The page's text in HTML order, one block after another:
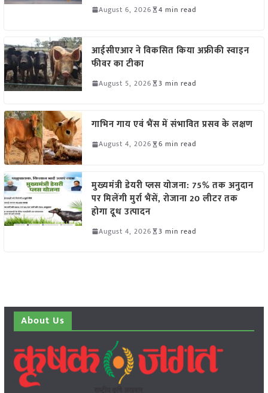
August 6, 2026 4 min read
आईसीएआर ने विकसित किया अफ्रीकी स्वाइन
फीवर का टीका
August 5, 2026 3 min read
गाभिन गाय एवं भैंस में संभावित प्रसव के लक्षण
August 4, 2026 6 min read
मुख्यमंत्री डेयरी प्लस योजना: 75% तक अनुदान
पर मिलेंगी मुर्रा भैंसें, रोजाना 20 लीटर तक
होगा दूध उत्पादन
August 4, 2026 3 min read
About Us